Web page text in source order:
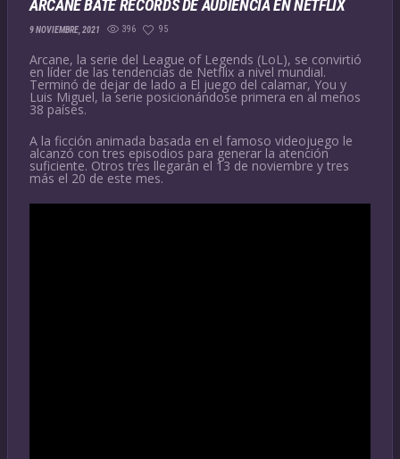
ARCANE BATE RECORDS DE AUDIENCIA EN NETFLIX
9 NOVIEMBRE, 2021 396 95
Arcane, la serie del League of Legends (LoL), se convirtió
en líder de las tendencias de Netflix a nivel mundial.
Terminó de dejar de lado a El juego del calamar, You y
Luis Miguel, la serie posicionándose primera en al menos
38 países.
A la ficción animada basada en el famoso videojuego le
alcanzó con tres episodios para generar la atención
suficiente. Otros tres llegarán el 13 de noviembre y tres
más el 20 de este mes.